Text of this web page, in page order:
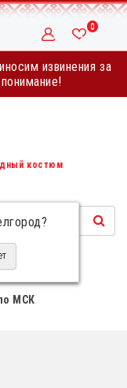
извинения за
0
костюм
?
МСК